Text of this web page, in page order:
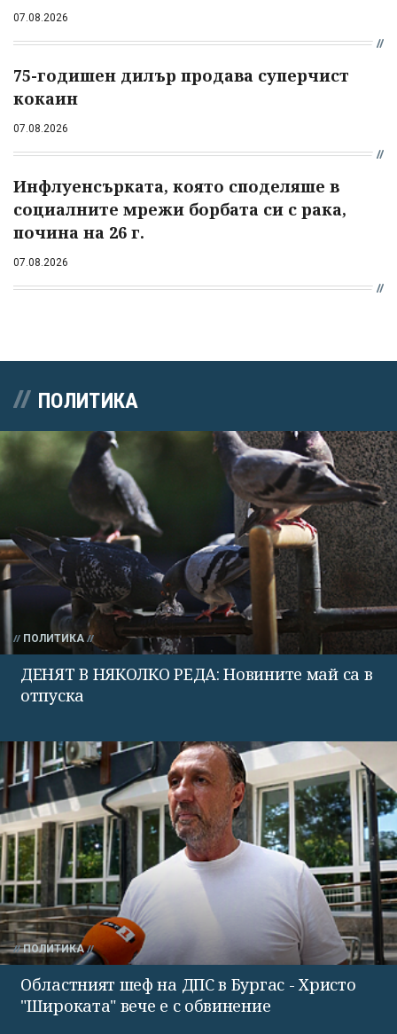
07.08.2026
75-годишен дилър продава суперчист
кокаин
07.08.2026
Инфлуенсърката, която споделяше в
социалните мрежи борбата си с рака,
почина на 26 г.
07.08.2026
ПОЛИТИКА
ПОЛИТИКА
ДЕНЯТ В НЯКОЛКО РЕДА: Новините май са в
отпуска
ПОЛИТИКА
Областният шеф на ДПС в Бургас - Христо
"Широката" вече е с обвинение